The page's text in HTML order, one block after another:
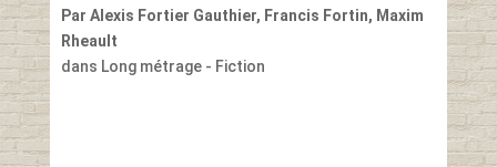
Par Alexis Fortier Gauthier, Francis Fortin, Maxim
Rheault
dans Long métrage - Fiction